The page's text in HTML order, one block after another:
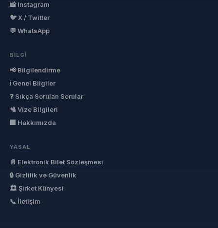
📸 Instagram
🐦 X / Twitter
💬 WhatsApp
BILGI
📢 Bilgilendirme
ℹ Genel Bilgiler
❓ Sıkça Sorulan Sorular
🛂 Vize Bilgileri
🏢 Hakkımızda
YASAL
📄 Elektronik Bilet Sözleşmesi
🔒 Gizlilik ve Güvenlik
🏛 Şirket Künyesi
📞 İletişim